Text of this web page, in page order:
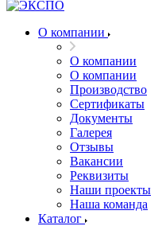
О компании
О компании
О компании
Производство
Сертификаты
Документы
Галерея
Отзывы
Вакансии
Реквизиты
Наши проекты
Наша команда
Каталог